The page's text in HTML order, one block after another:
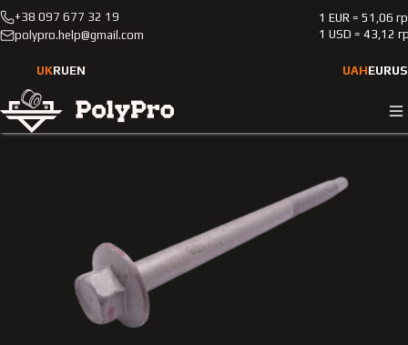
+38 097 677 32 19
polypro.help@gmail.com
1 EUR = 51,06
1 USD = 43,12
UKRUEN UAHEUR
Каталог Легкові автомобілі
2009-
Болт кріплення подушки рами кузова Lexus Gx 2010-2013